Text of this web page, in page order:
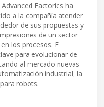
Factories ha
a la compañía atender
de sus propuestas y
de un sector
los procesos. El
para evolucionar de
al mercado nuevas
industrial, la
robots.